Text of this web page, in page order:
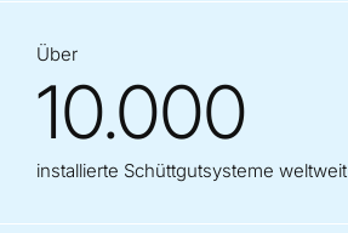
Über
10.000
installierte Schüttgutsysteme weltweit